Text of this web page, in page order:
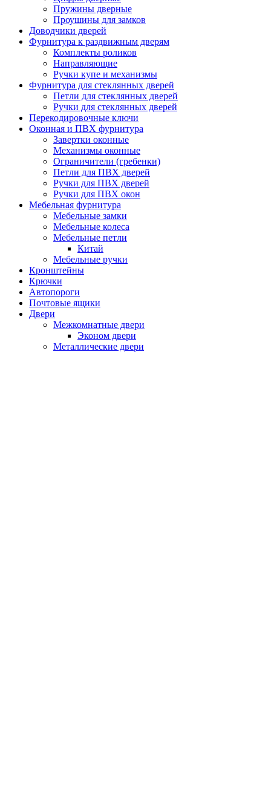
Пружины дверные
Проушины для замков
Доводчики дверей
Фурнитура к раздвижным дверям
Комплекты роликов
Направляющие
Ручки купе и механизмы
Фурнитура для стеклянных дверей
Петли для стеклянных дверей
Ручки для стеклянных дверей
Перекодировочные ключи
Оконная и ПВХ фурнитура
Завертки оконные
Механизмы оконные
Ограничители (гребенки)
Петли для ПВХ дверей
Ручки для ПВХ дверей
Ручки для ПВХ окон
Мебельная фурнитура
Мебельные замки
Мебельные колеса
Мебельные петли
Китай
Мебельные ручки
Кронштейны
Крючки
Автопороги
Почтовые ящики
Двери
Межкомнатные двери
Эконом двери
Металлические двери